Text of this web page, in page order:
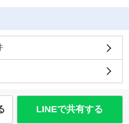
LINEで共有する